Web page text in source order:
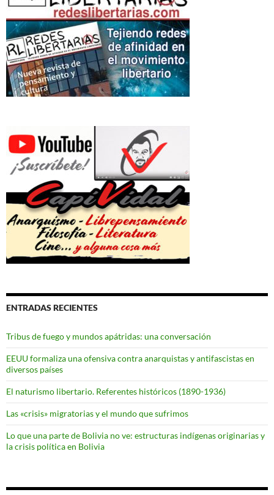
ENTRADAS RECIENTES
Tribus de fuego y mundos apátridas: una conversación
EEUU formaliza una ofensiva contra anarquistas y antifascistas en
diversos países
El naturismo libertario. Referentes históricos (1890-1936)
Las «crisis» migratorias y el mundo que sufrimos
Lo que una parte de Bolivia no ve: estructuras indígenas originarias y
la crisis política en Bolivia